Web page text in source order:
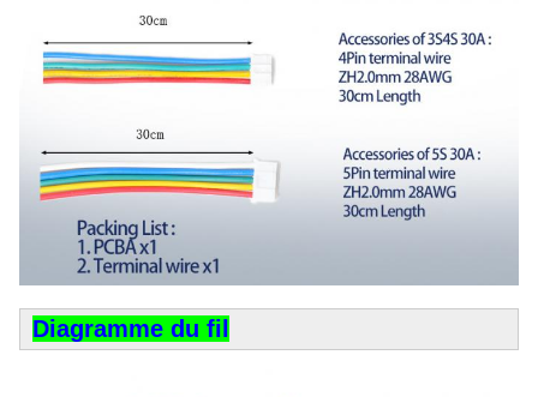
Diagramme du fil